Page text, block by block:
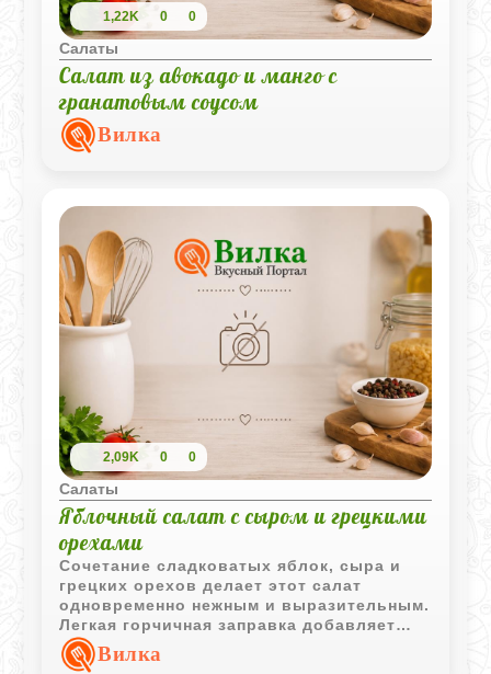
1,22K 0 0
Салаты
Салат из авокадо и манго с
гранатовым соусом
Вилка
2,09K 0 0
Салаты
Яблочный салат с сыром и грецкими
орехами
Сочетание сладковатых яблок, сыра и
грецких орехов делает этот салат
одновременно нежным и выразительным.
Легкая горчичная заправка добавляет
приятную пикантность и хорошо
объединяет все вкусы.
Вилка